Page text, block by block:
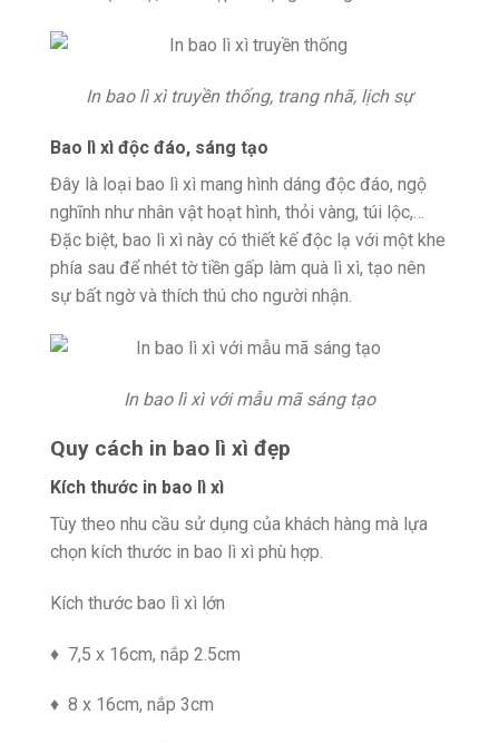
In bao lì xì truyền thống, trang nhã, lịch sự
Bao lì xì độc đáo, sáng tạo
Đây là loại bao lì xì mang hình dáng độc đáo, ngộ
nghĩnh như nhân vật hoạt hình, thỏi vàng, túi lộc,…
Đặc biệt, bao lì xì này có thiết kế độc lạ với một khe
phía sau để nhét tờ tiền gấp làm quà lì xì, tạo nên
sự bất ngờ và thích thú cho người nhận.
In bao lì xì với mẫu mã sáng tạo
Quy cách in bao lì xì đẹp
Kích thước in bao lì xì
Tùy theo nhu cầu sử dụng của khách hàng mà lựa
chọn kích thước in bao lì xì phù hợp.
Kích thước bao lì xì lớn
♦ 7,5 x 16cm, nắp 2.5cm
♦ 8 x 16cm, nắp 3cm